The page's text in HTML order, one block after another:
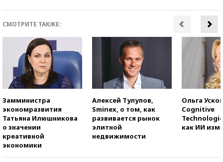
СМОТРИТЕ ТАКЖЕ:
Замминистра
экономразвития
Татьяна Илюшникова
о значении
креативной
экономики
Алексей Тулупов,
Sminex, о том, как
развивается рынок
элитной
недвижимости
Ольга
Cognitive
как ИИ